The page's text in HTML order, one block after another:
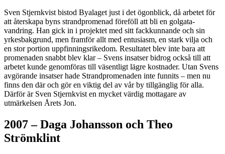
Sven Stjernkvist bistod Byalaget just i det ögonblick, då arbetet för
att återskapa byns strandpromenad föreföll att bli en golgata-
vandring. Han gick in i projektet med sitt fackkunnande och sin
yrkesbakgrund, men framför allt med entusiasm, en stark vilja och
en stor portion uppfinningsrikedom. Resultatet blev inte bara att
promenaden snabbt blev klar – Svens insatser bidrog också till att
arbetet kunde genomföras till väsentligt lägre kostnader. Utan Svens
avgörande insatser hade Strandpromenaden inte funnits – men nu
finns den där och gör en viktig del av vår by tillgänglig för alla.
Därför är Sven Stjernkvist en mycket värdig mottagare av
utmärkelsen Årets Jon.
2007 – Daga Johansson och Theo
Strömklint